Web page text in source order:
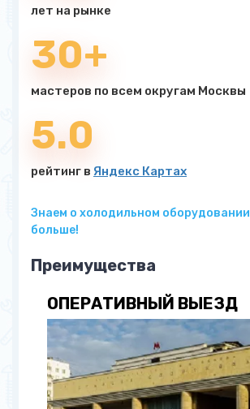
лет на рынке
30+
мастеров по всем округам Москвы
5.0
рейтинг в Яндекс Картах
Знаем о холодильном
больше!
Преимущества
ОПЕРАТИВНЫЙ ВЫЕЗД